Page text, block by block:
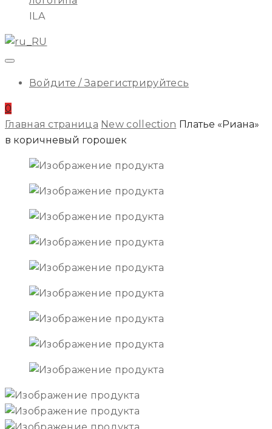
ILA
Войдите / Зарегистрируйтесь
0
Главная страница New collection Платье «Риана»
в коричневый горошек